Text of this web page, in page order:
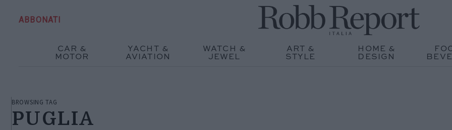
ABBONATI
CAR &
MOTOR
YACHT &
AVIATION
WATCH &
JEWEL
ART &
STYLE
HOME &
DESIGN
BROWSING TAG
PUGLIA